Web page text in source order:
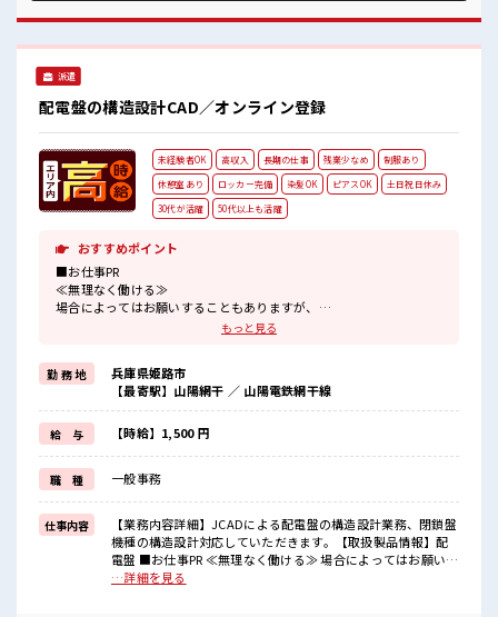
も謳歌できる☆
派遣
配電盤の構造設計CAD／オンライン登録
未経験者OK 高収入 長期の仕事 残業少なめ
制服あり
休憩室あり
ロッカー完備 染髪OK ピアスOK
土日祝日休み
30代が活躍
50代以上も活躍
おすすめポイント
■お仕事PR
≪無理なく働ける≫
場合によってはお願いすることもありますが、
週末は家族や友人と一緒にプライベート満喫！
≪髪型自由≫
基本的に髪色自由で明るすぎたり奇抜でなければOKです！
(規定有)≪機能的な制服アリ≫
制服があるので、
毎日の服装の悩み解消♪
≪未経験でも活躍できる≫
新しいことにチャレンジするのは不安だけど、
しっかり働く環境が整っています！
イチからスキルUP・ステップUP目指していきましょう！
■職場の雰囲気
髪型・髪色自由♪
もっと見る
勤 務 地
兵庫県姫路市
【最寄駅】山陽網干 ／ 山陽電鉄網干線
給 与 【時給】1,500 円
職 種 一般事務
仕事内容
【業務内容詳細】JCADによる配電盤の構造設計業務、閉鎖盤
機種の構造設計対応していただきます。【取扱製品情報】配
電盤 ■お仕事PR ≪無理なく働ける≫ 場合によってはお願いす
ることもありますが、 残業はほとんどナシ！ ≪完全週休二日
…詳細を見る